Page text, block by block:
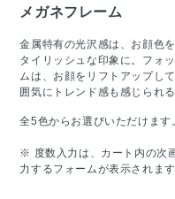
メガネフレーム
金属特有の光沢感は、お顔色
タイリッシュな印象に。フォ
ムは、お顔をリフトアップし
囲気にトレンド感も感じられ
全5色からお選びいただけます
※ 度数入力は、カート内の次
力するフォームが表示されます